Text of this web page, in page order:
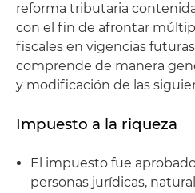
reforma tributaria contenida
con el fin de afrontar
fiscales en vigencias
comprende de manera
y modificación de las
Impuesto a la riqueza
El impuesto fue
personas jurídicas,